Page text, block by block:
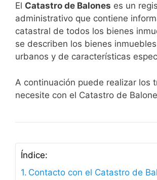
El Catastro de Balones es un
administrativo que contiene
catastral de todos los bienes
se describen los bienes
urbanos y de características
A continuación puede realizar los
necesite con el Catastro de
Índice:
Contacto con el Catastro de